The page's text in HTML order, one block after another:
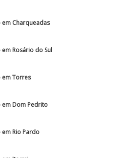
Charqueadas
Rosário do Sul
em Torres
em Dom Pedrito
Rio Pardo